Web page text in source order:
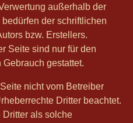
außerhalb der
der schriftlichen
bzw. Erstellers.
Seite sind nur für den
gestattet.
nicht vom Betreiber
Dritter beachtet.
Dritter als solche